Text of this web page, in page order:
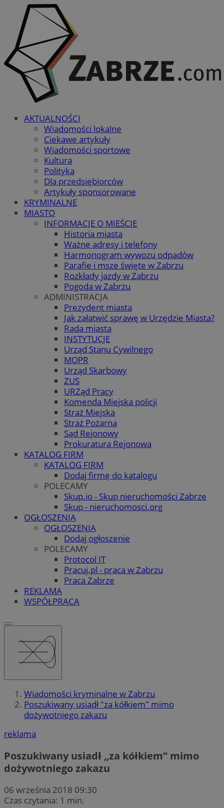
AKTUALNOŚCI
Wiadomości lokalne
Ciekawe artykuły
Wiadomości sportowe
Kultura
Polityka
Dla przedsiębiorców
Artykuły sponsorowane
KRYMINALNE
MIASTO
INFORMACJE O MIEŚCIE
Historia miasta
Ważne adresy i telefony
Harmonogram wywozu odpadów
Parafie i msze święte w Zabrzu
Rozkłady jazdy w Zabrzu
Pogoda w Zabrzu
ADMINISTRACJA
Prezydent miasta
Jak załatwić sprawę w Urzędzie Miasta?
Rada miasta
INSTYTUCJE
Urząd Stanu Cywilnego
MOPR
Urząd Skarbowy
ZUS
URZąd Pracy
Komenda Miejska policji
Straż Miejska
Straż Pożarna
Sąd Rejonowy
Prokuratura Rejonowa
KATALOG FIRM
KATALOG FIRM
Dodaj firmę do katalogu
POLECAMY
Skup.io - Skup nieruchomości Zabrze
Skup - nieruchomosci.org
OGŁOSZENIA
OGŁOSZENIA
Dodaj ogłoszenie
POLECAMY
Protocol IT
Pracuj.pl - praca w Zabrzu
Praca Zabrze
REKLAMA
WSPÓŁPRACA
Wiadomości kryminalne w Zabrzu
Poszukiwany usiadł "za kółkiem" mimo
dożywotniego zakazu
reklama
Poszukiwany usiadł „za kółkiem” mimo
dożywotniego zakazu
06 września 2018 09:30
Czas czytania: 1 min.